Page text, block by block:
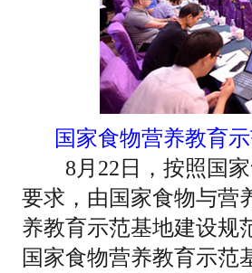
国家食物营养教育
8月22日，按照国家
要求，由国家食物与营
养教育示范基地建设规
国家食物营养教育示范